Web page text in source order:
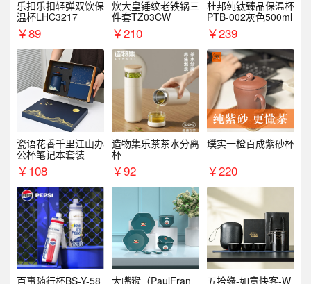
乐扣乐扣轻弹双饮保
温杯LHC3217
￥89
炊大皇锤纹老铁锅三
件套TZ03CW
￥210
杜邦纯钛臻品保温杯
PTB-002灰色500ml
￥239
瓷语花香千里江山办
公杯笔记本套装
￥108
造物集乐茶茶水分离
杯
￥92
璞实一橙百成紫砂杯
￥220
百事随行杯BS-Y-58 大嘴猴（PaulFran 五拾缘-如意快客-W